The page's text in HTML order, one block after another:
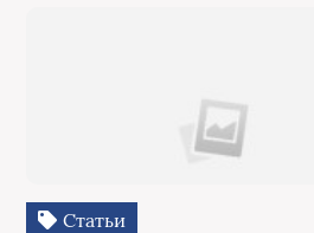
Статьи